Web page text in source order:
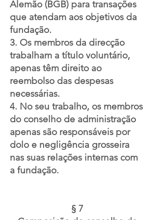
Alemão (BGB) para transações
que atendam aos objetivos da
fundação.
3. Os membros da direcção
trabalham a título voluntário,
apenas têm direito ao
reembolso das despesas
necessárias.
4. No seu trabalho, os membros
do conselho de administração
apenas são responsáveis por
dolo e negligência grosseira
nas suas relações internas com
a fundação.
§ 7